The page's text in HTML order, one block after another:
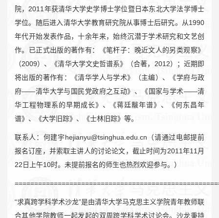
院，2011年获清华大学史学博士学位暨日本东北大学法学博士
学位。随后进入清华大学教育研究院从事博士后研究。从1990
年代开始发表作品，十余年来，始终沉潜于学术研究和文艺创
作。已正式出版的著作有：《笔杆子：晚近文人的另类观察》
（2009）、《清华大学文史哲谱系》（合著，2012）；近期即
将出版的著作有：《清华学人与学术》（主编）、《学府与政
府——清华大学与国民党政府之互动》、《国家与学术——清
华工程物理系的早期成长》、《蒋廷黻年谱》、《何东昌年
谱》、《大学旧踪》、《士林旧踪》等。
联系人：何建宇hejianyu@tsinghua.edu.cn （请通过电邮提前
报名订座，并索取主讲人的讨论论文，截止时间为2011年11月
22日上午10时。未提前报名的师生也热烈欢迎参与。）
“求真跨学科学术沙龙”是由清华大学马克思主义学院青年教师联
合其他学院教师一起发起的双周跨学科学术讨论会。沙龙秉持